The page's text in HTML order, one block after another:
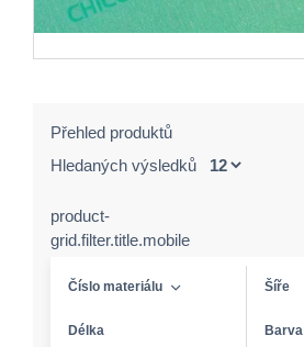
Přehled produktů
Hledaných výsledků
product-
grid.filter.title.mobile
Číslo materiálu Šíře
Délka Barva